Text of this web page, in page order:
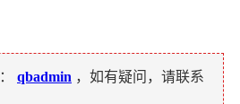
qbadmin ，如有疑问，请联系